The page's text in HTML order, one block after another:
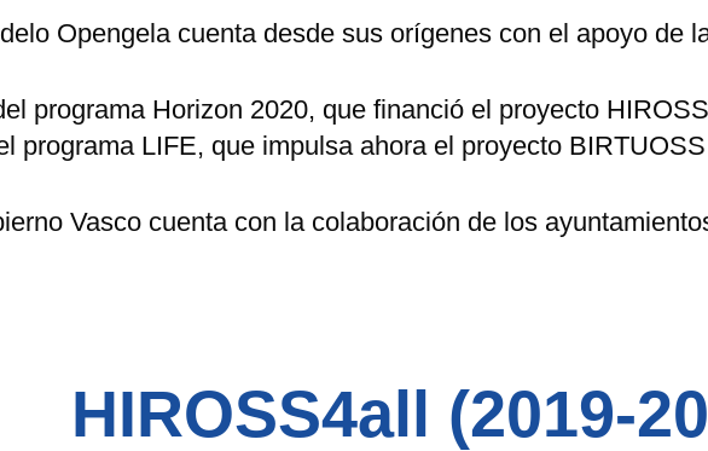
Opengela cuenta desde sus orígenes con el apoyo de
programa Horizon 2020, que financió el proyecto
programa LIFE, que impulsa ahora el proyecto
Vasco cuenta con la colaboración de los
HIROSS4all (2019-